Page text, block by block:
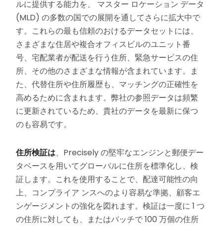
ルに提供する能力を、 マスター ロケーション データ
(MLD) の多数の国での展開を通してさらに拡大中で
す。これらの最も信頼のおけるデータセットには、
さまざまな住居や複合オフィスビルのユニット番
号、宅配業者が配送を行う住所、緊急サービスの住
所、その他のさまざまな情報が含まれています。ま
た、代替住所や住所履歴も、マッチングの正確性を
高めるために含まれます。弊社の参照データは頻繁
に更新されているため、貴社のデータを最新に保つ
のも容易です。
住所検証は、Precisely の堅牢なエンジンと郵便デー
タベースを用いてグローバルに住所を標準化し、検
証します。これを使用することで、配達可能性の向
上、コンプライア ンスへのより容易な準拠、顧客エ
ンゲージメントの強化を図れます。検証は一度に 1 つ
の住所に対しても、またはバッチで 100 万個の住所